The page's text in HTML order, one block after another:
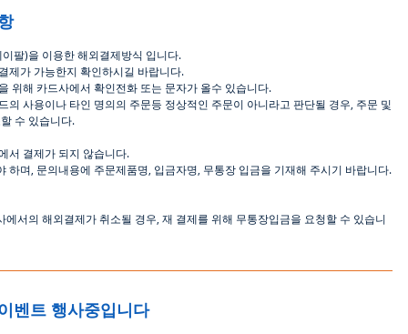
이팔)을 이용한해외결제방식 입니다.
제가 가능한지 확인하시길 바랍니다.
위해 카드사에서 확인전화 또는 문자가 올수 있습니다.
의 사용이나 타인 명의의 주문등 정상적인 주문이 아니라고 판단될 경우 주문 및
수 있습니다.
서 결제가 되지 않습니다.
하며 문의내용에 주문제품명 입금자명 무통장 입금을 기재해 주시기 바랍니다.
에서의 해외결제가취소될 경우 재 결제를 위해 무통장입금을 요청할 수 있습니
벤트 행사중입니다